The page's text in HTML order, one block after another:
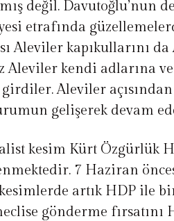
değil. Davutoğlu’nun
etrafında
Aleviler kapıkullarını
Aleviler kendi adlarına
Aleviler
gelişerek devam
kesim Kürt Özgürlük
7 Haziran
artık HDP ile
gönderme fırsatını